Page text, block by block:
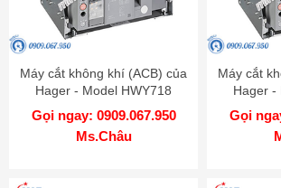
Máy cắt không khí (ACB) của
Hager - Model HWY718
Gọi ngay: 0909.067.950
Ms.Châu
Máy cắt
Hager -
Gọi